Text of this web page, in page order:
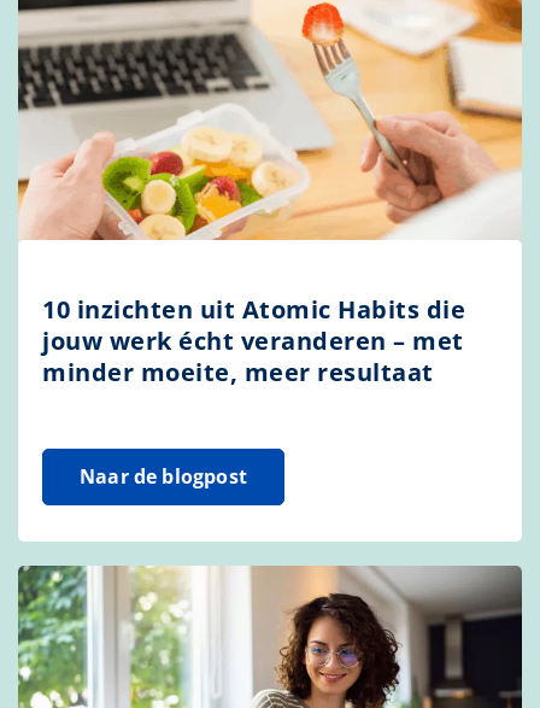
10 inzichten uit Atomic Habits die
jouw werk écht veranderen – met
minder moeite, meer resultaat
Naar de blogpost